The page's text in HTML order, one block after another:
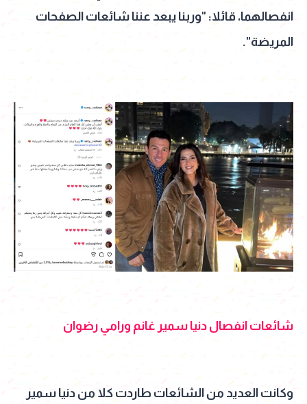
انفصالهما، قائلا: "وربنا يبعد عننا شائعات الصفحات
المريضة".
شائعات انفصال دنيا سمير غانم ورامي رضوان
وكانت العديد من الشائعات طاردت كلا من دنيا سمير